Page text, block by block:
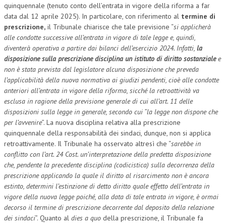
PERSONA E CITTÀ
L’UMANISTA
DIRITTO
DIRITTO PENALE D’IMPRESA
DIRITTO DEL WEB
DIRITTO DELLE IMPRESE IN CRISI
CRIMINOLOGIA E CRIMINALISTICA
SICUREZZA SUL LAVORO
FISCO
DIRITTO TRIBUTARIO
FISCALITÀ INTERNAZIONALE
quinquennale (tenuto conto dell’entrata in vigore della riforma a far
data dal 12 aprile 2025). In particolare, con riferimento al termine di
prescrizione, il Tribunale chiarisce che tale previsione “si applicherà
alle condotte successive all’entrata in vigore di tale legge e, quindi,
diventerà operativa a partire dai bilanci dell’esercizio 2024. Infatti, la
disposizione sulla prescrizione disciplina un istituto di diritto sostanzialee
non è stata prevista dal legislatore alcuna disposizione che preveda
l’applicabilità della nuova normativa ai giudizi pendenti, cioè alle condotte
anteriori all’entrata in vigore della riforma, sicché la retroattività va
esclusa in ragione della previsione generale di cui all’art. 11 delle
disposizioni sulla legge in generale, secondo cui “la legge non dispone che
per l’avvenire”. La nuova disciplina relativa alla prescrizione
quinquennale della responsabilità dei sindaci, dunque, non si applica
retroattivamente. Il Tribunale ha osservato altresì che “sarebbe in
conflitto con l’art. 24 Cost. un’interpretazione della predetta disposizione
che, pendente la precedente disciplina (codicistica) sulla decorrenza della
prescrizione applicando la quale il diritto al risarcimento non è ancora
estinto, determini l’estinzione di detto diritto quale effetto dell’entrata in
vigore della nuova legge poiché, alla data di tale entrata in vigore, è ormai
decorso il termine di prescrizione decorrente dal deposito della relazione
dei sindaci”. Quanto al dies a quo della prescrizione, il Tribunale fa